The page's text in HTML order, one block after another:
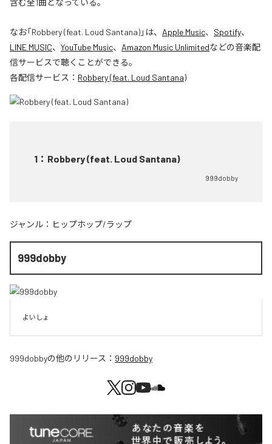
含む全1曲となっている。
なお「Robbery (feat. Loud Santana)」は、 Apple Music、 Spotify、
LINE MUSIC、 YouTube Music、 Amazon Music Unlimitedなどの音楽配
信サービスで聴くことができる。
各配信サービス： Robbery (feat. Loud Santana)
1 ： Robbery (feat. Loud Santana)
999dobby
ジャンル： ヒップホップ/ラップ
999dobby
よいしょ
999dobbyの他のリリース： 999dobby